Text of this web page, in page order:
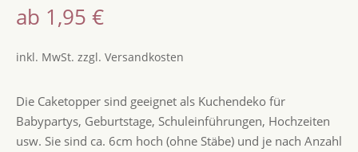
von 5,
basierend
ertungen
ab 1,95 €
inkl. MwSt. zzgl. Versandkosten
Die Caketopper sind geeignet als Kuchendeko für
Babypartys, Geburtstage, Schuleinführungen, Hochzeiten
usw. Sie sind ca. 6cm hoch (ohne Stäbe) und je nach Anzahl